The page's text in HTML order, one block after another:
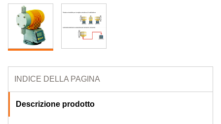
INDICE DELLA PAGINA
Descrizione prodotto